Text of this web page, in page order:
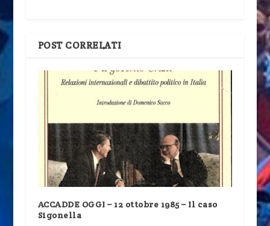
POST CORRELATI
ACCADDE OGGI – 12 ottobre 1985 – Il caso
Sigonella